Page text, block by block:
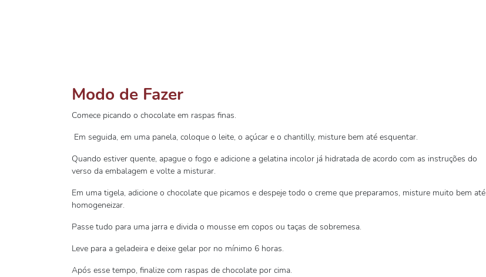
Modo de Fazer
Comece picando o chocolate em raspas finas.
Em seguida, em uma panela, coloque o leite, o açúcar e o chantilly, misture bem até esquentar.
Quando estiver quente, apague o fogo e adicione a gelatina incolor já hidratada de acordo com as instruções do
verso da embalagem e volte a misturar.
Em uma tigela, adicione o chocolate que picamos e despeje todo o creme que preparamos, misture muito bem até
homogeneizar.
Passe tudo para uma jarra e divida o mousse em copos ou taças de sobremesa.
Leve para a geladeira e deixe gelar por no mínimo 6 horas.
Após esse tempo, finalize com raspas de chocolate por cima.